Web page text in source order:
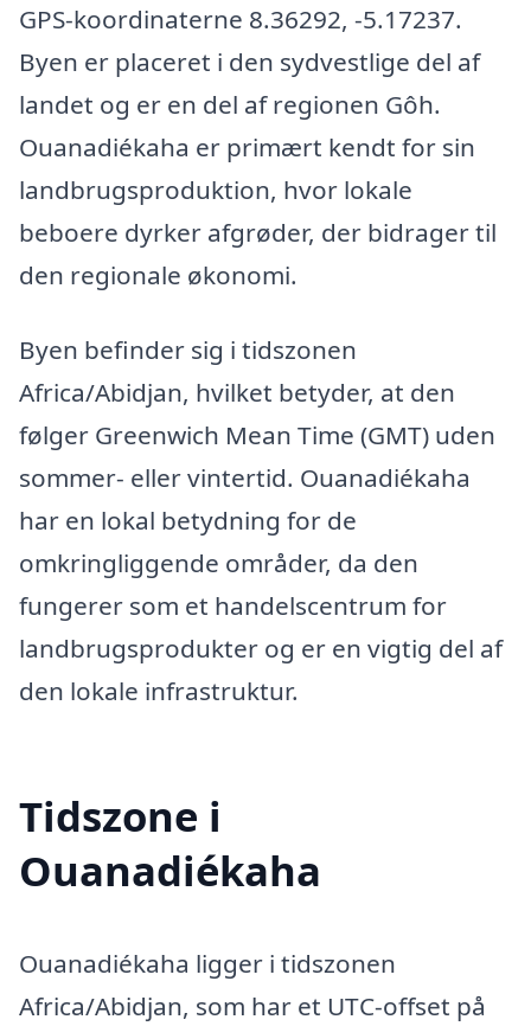
GPS-koordinaterne 8.36292, -5.17237.
Byen er placeret i den sydvestlige del af
landet og er en del af regionen Gôh.
Ouanadiékaha er primært kendt for sin
landbrugsproduktion, hvor lokale
beboere dyrker afgrøder, der bidrager til
den regionale økonomi.
Byen befinder sig i tidszonen
Africa/Abidjan, hvilket betyder, at den
følger Greenwich Mean Time (GMT) uden
sommer- eller vintertid. Ouanadiékaha
har en lokal betydning for de
omkringliggende områder, da den
fungerer som et handelscentrum for
landbrugsprodukter og er en vigtig del af
den lokale infrastruktur.
Tidszone i
Ouanadiékaha
Ouanadiékaha ligger i tidszonen
Africa/Abidjan, som har et UTC-offset på